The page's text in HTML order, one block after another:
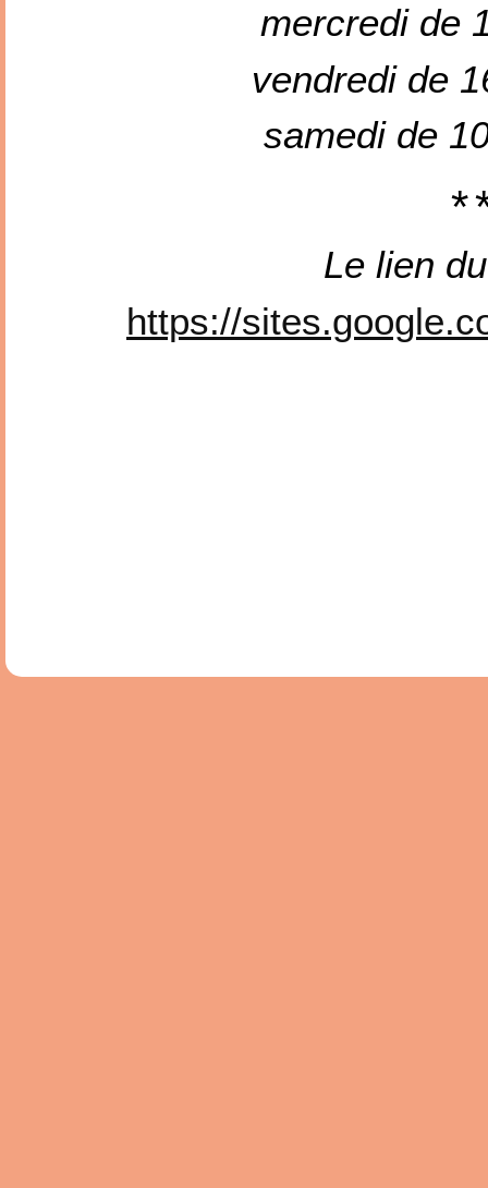
mercredi de
vendredi de
samedi de
Le lien
https://